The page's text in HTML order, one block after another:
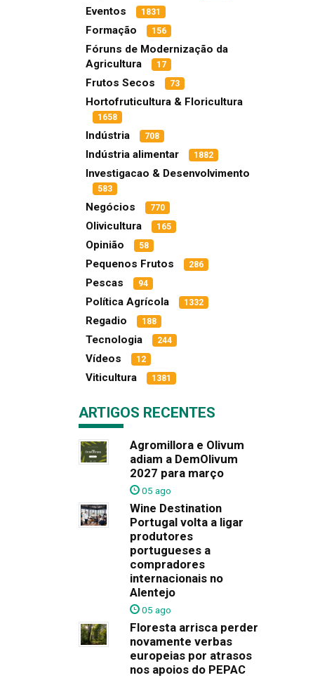
Eventos 1831
Formação 156
Fóruns de Modernização da
Agricultura
17
Frutos Secos 73
Hortofruticultura & Floricultura
1658
Indústria 708
Indústria alimentar 1882
Investigacao & Desenvolvimento
583
Negócios 770
Olivicultura 165
Opinião 58
Pequenos Frutos 286
Pescas 94
Política Agrícola 1332
Regadio 188
Tecnologia 244
Vídeos 12
Viticultura 1381
ARTIGOS RECENTES
Agromillora e Olivum
adiam a DemOlivum
2027 para março
05 ago
Wine Destination
Portugal volta a ligar
produtores
portugueses a
compradores
internacionais no
Alentejo
05 ago
Floresta arrisca perder
novamente verbas
europeias por atrasos
nos apoios do PEPAC